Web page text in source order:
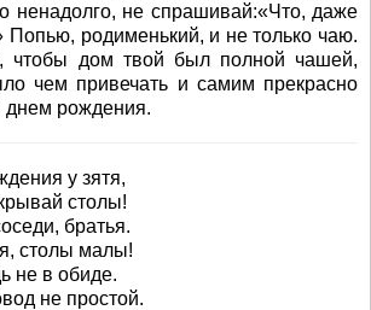
ненадолго, не спрашивай:«Что, даже
Попью, родименький, и не только чаю.
чтобы дом твой был полной чашей,
чем привечать и самим прекрасно
днем рождения.
у зятя,
столы!
братья.
столы малы!
не в обиде.
не простой.